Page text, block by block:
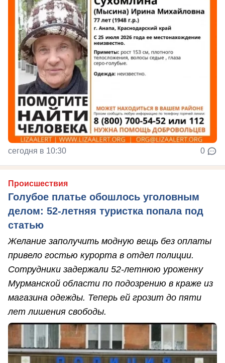
сегодня в 10:30 0
Происшествия
Голубое платье обошлось уголовным
делом: 52-летняя туристка попала под
статью
Желание заполучить модную вещь без оплаты
привело гостью курорта в отдел полиции.
Сотрудники задержали 52-летнюю уроженку
Мурманской области по подозрению в краже из
магазина одежды. Теперь ей грозит до пяти
лет лишения свободы.